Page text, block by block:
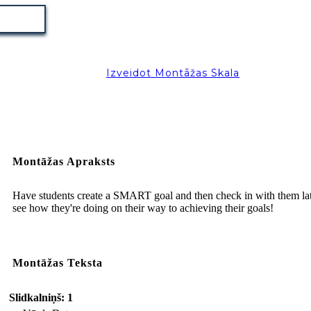
Izveidot Montāžas Skala
Montāžas Apraksts
Have students create a SMART goal and then check in with them
see how they're doing on their way to achieving their goals!
Montāžas Teksta
Slidkalniņš: 1